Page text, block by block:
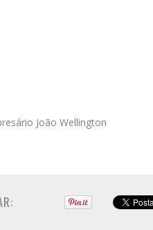
João Wellington